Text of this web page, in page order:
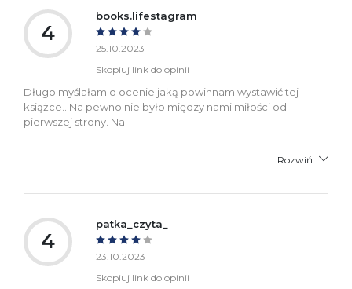
4
books.lifestagram
25.10.2023
Skopiuj link do opinii
Długo myślałam o ocenie jaką powinnam wystawić tej
książce.. Na pewno nie było między nami miłości od
pierwszej strony. Na
Rozwiń
4
patka_czyta_
23.10.2023
Skopiuj link do opinii